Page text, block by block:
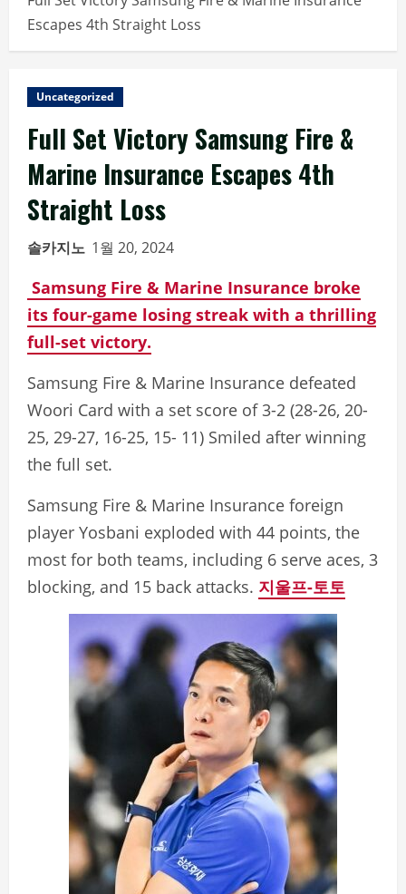
Escapes 4th Straight Loss
Uncategorized
Full Set Victory Samsung Fire &
Marine Insurance Escapes 4th
Straight Loss
솔카지노 1월 20, 2024
Samsung Fire & Marine Insurance broke
its four-game losing streak with a thrilling
full-set victory.
Samsung Fire & Marine Insurance defeated
Woori Card with a set score of 3-2 (28-26, 20-
25, 29-27, 16-25, 15- 11) Smiled after winning
the full set.
Samsung Fire & Marine Insurance foreign
player Yosbani exploded with 44 points, the
most for both teams, including 6 serve aces, 3
blocking, and 15 back attacks. 지울프-토토